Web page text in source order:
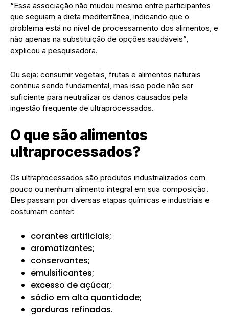
“Essa associação não mudou mesmo entre participantes
que seguiam a dieta mediterrânea, indicando que o
problema está no nível de processamento dos alimentos, e
não apenas na substituição de opções saudáveis”,
explicou a pesquisadora.
Ou seja: consumir vegetais, frutas e alimentos naturais
continua sendo fundamental, mas isso pode não ser
suficiente para neutralizar os danos causados pela
ingestão frequente de ultraprocessados.
O que são alimentos
ultraprocessados?
Os ultraprocessados são produtos industrializados com
pouco ou nenhum alimento integral em sua composição.
Eles passam por diversas etapas químicas e industriais e
costumam conter:
corantes artificiais;
aromatizantes;
conservantes;
emulsificantes;
excesso de açúcar;
sódio em alta quantidade;
gorduras refinadas.